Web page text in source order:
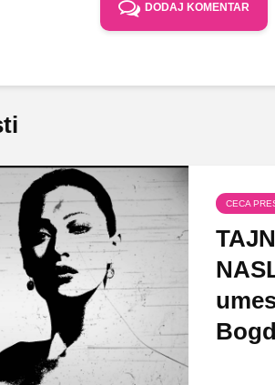
DODAJ KOMENTAR
CECA